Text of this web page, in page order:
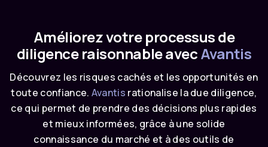
Améliorez votre processus de
diligence raisonnable avecAvantis
Découvrez les risques cachés et les opportunités en
toute confiance. Avantis rationalise la due diligence,
ce qui permet de prendre des décisions plus rapides
et mieux informées, grâce à une solide
connaissance du marché et à des outils de